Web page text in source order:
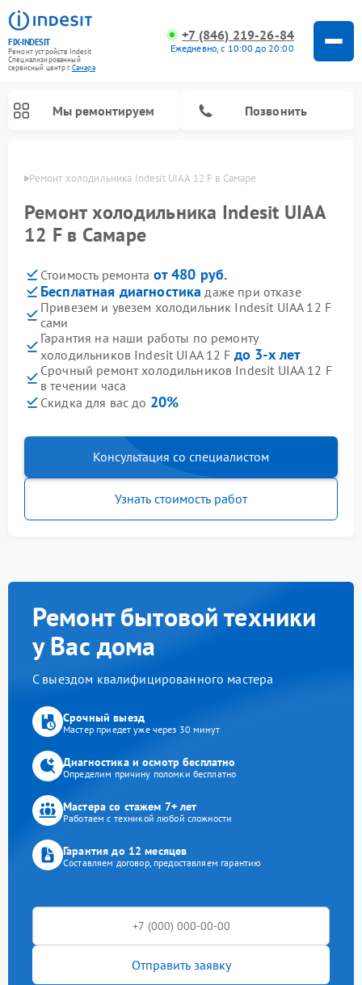
FIX-INDESIT
Ремонт устройств Indesit
Специализированный
cервисный центр г.Самара
+7 (846) 219-26-84
Ежедневно, с 10:00 до 20:00
Мы ремонтируем Позвонить
Ремонт холодильника Indesit UIAA 12 F в Самаре
Ремонт холодильника Indesit UIAA
12 F в Самаре
Стоимость ремонта от 480 руб.
Бесплатная диагностика даже при отказе
Привезем и увезем холодильник Indesit UIAA 12 F
сами
Гарантия на наши работы по ремонту
холодильников Indesit UIAA 12 F до 3-х лет
Срочный ремонт холодильников Indesit UIAA 12 F
в течении часа
Скидка для вас до 20%
Консультация со специалистом
Узнать стоимость работ
Ремонт бытовой техники
у Вас дома
С выездом квалифицированного мастера
Срочный выезд
Мастер приедет уже через 30 минут
Диагностика и осмотр бесплатно
Определим причину поломки бесплатно
Мастера со стажем 7+ лет
Работаем с техникой любой сложности
Гарантия до 12 месяцев
Составляем договор, предоставляем гарантию
Отправить заявку